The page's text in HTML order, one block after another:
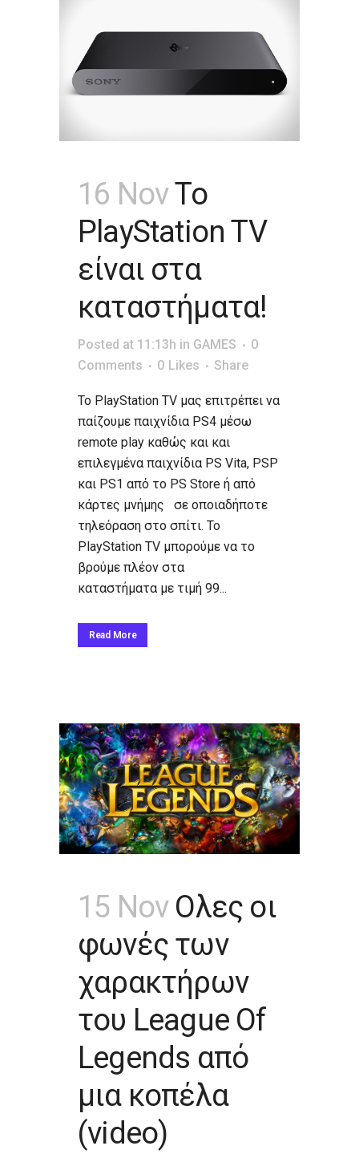
16 NovΤο
PlayStation TV
είναι στα
καταστήματα!
Posted at 11:13h in GAMES
0
Comments
0 Likes Share
Το PlayStation TV μας επιτρέπει να
παίζουμε παιχνίδια PS4 μέσω
remote play καθώς και και
επιλεγμένα παιχνίδια PS Vita, PSP
και PS1 από το PS Store ή από
κάρτες μνήμης σε οποιαδήποτε
τηλεόραση στο σπίτι. Το
PlayStation TV μπορούμε να το
βρούμε πλέον στα
καταστήματα με τιμή 99...
Read More
15 Nov Ολες οι
φωνές των
χαρακτήρων
του League Of
Legends από
μια κοπέλα
(video)